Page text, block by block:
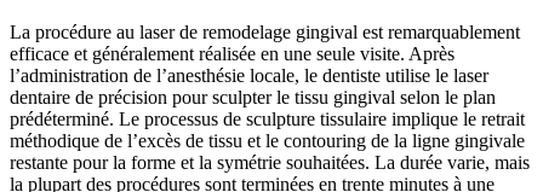
La procédure au laser de remodelage gingival est remarquablement
efficace et généralement réalisée en une seule visite. Après
l’administration de l’anesthésie locale, le dentiste utilise le laser
dentaire de précision pour sculpter le tissu gingival selon le plan
prédéterminé. Le processus de sculpture tissulaire implique le retrait
méthodique de l’excès de tissu et le contouring de la ligne gingivale
restante pour la forme et la symétrie souhaitées. La durée varie, mais
la plupart des procédures sont terminées en trente minutes à une